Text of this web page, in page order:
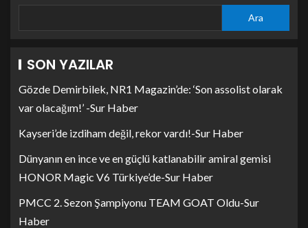
Ara
SON YAZILAR
Gözde Demirbilek, NR1 Magazin’de: ‘Son assolist olarak
var olacağım!’ -Sur Haber
Kayseri’de izdiham değil, rekor vardı!-Sur Haber
Dünyanın en ince ve en güçlü katlanabilir amiral gemisi
HONOR Magic V6 Türkiye’de-Sur Haber
PMCC 2. Sezon Şampiyonu TEAM GOAT Oldu-Sur
Haber